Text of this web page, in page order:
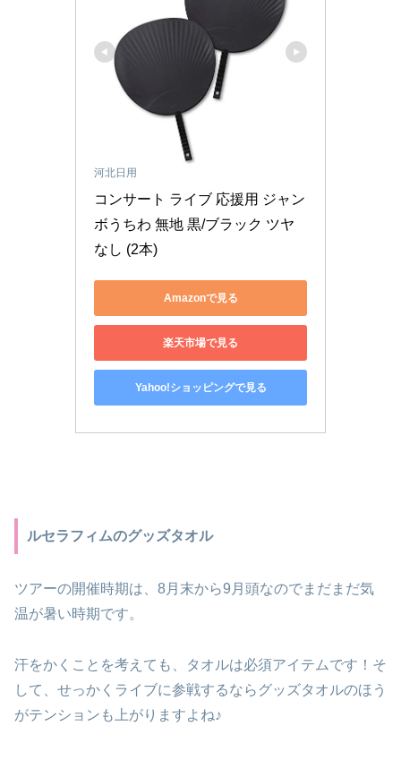
河北日用
コンサート ライブ 応援用 ジャン
ボうちわ 無地 黒/ブラック ツヤ
なし (2本)
Amazonで見る
楽天市場で見る
Yahoo!ショッピングで見る
ルセラフィムのグッズタオル
ツアーの開催時期は、8月末から9月頭なのでまだまだ気
温が暑い時期です。
汗をかくことを考えても、タオルは必須アイテムです！そ
して、せっかくライブに参戦するならグッズタオルのほう
がテンションも上がりますよね♪